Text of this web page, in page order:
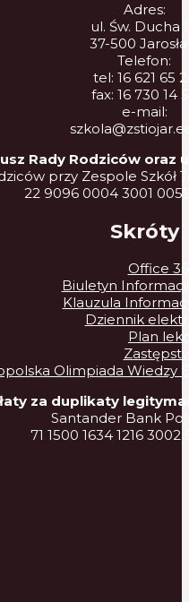
Adres:
ul. Św. Ducha
37-500
Telefon:
tel: 16 621 65
fax: 16 730 14
e-mail:
Rady Rodziców oraz
przy Zespole Szkół
22 9096 0004 3001
Skróty
Office
Biuletyn
Klauzula
Dziennik
Plan
Olimpiada Wiedzy
za duplikaty
Santander Bank
71 1500 1634 1216